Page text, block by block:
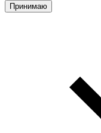
Принимаю